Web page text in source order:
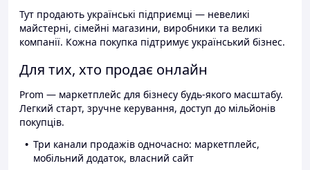
Тут продають українські підприємці — невеликі
майстерні, сімейні магазини, виробники та великі
компанії. Кожна покупка підтримує український бізнес.
Для тих, хто продає онлайн
Prom — маркетплейс для бізнесу будь-якого масштабу.
Легкий старт, зручне керування, доступ до мільйонів
покупців.
Три канали продажів одночасно: маркетплейс,
мобільний додаток, власний сайт